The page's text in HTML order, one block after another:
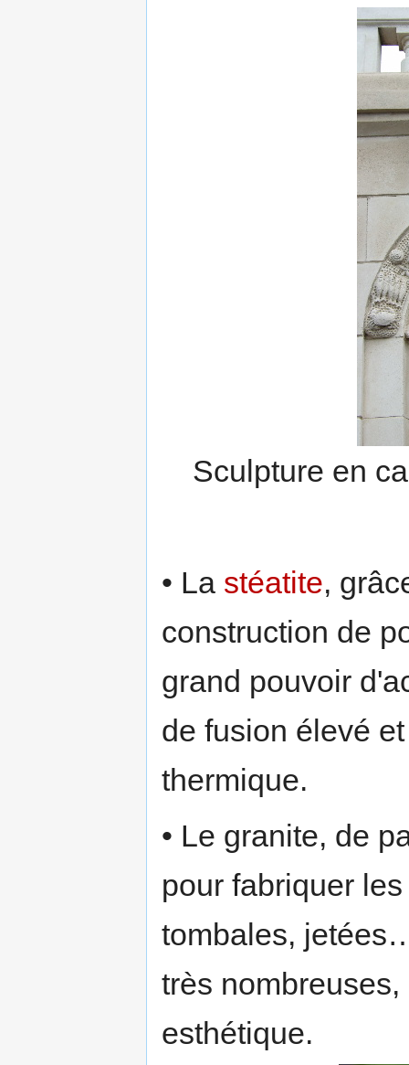
Sculpture en
• La stéatite,
construction de
grand pouvoir
de fusion élevé
thermique.
• Le granite, de
pour fabriquer
tombales,
très
esthétique.